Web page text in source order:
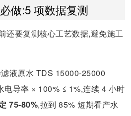
做:5 项数据复测
还要复测核心工艺数据,避免施工
液原水 TDS 15000-25000
电导率 × 100% ≤ 1%,连续 4 小时
75-80%,拉到 85% 短期看产水